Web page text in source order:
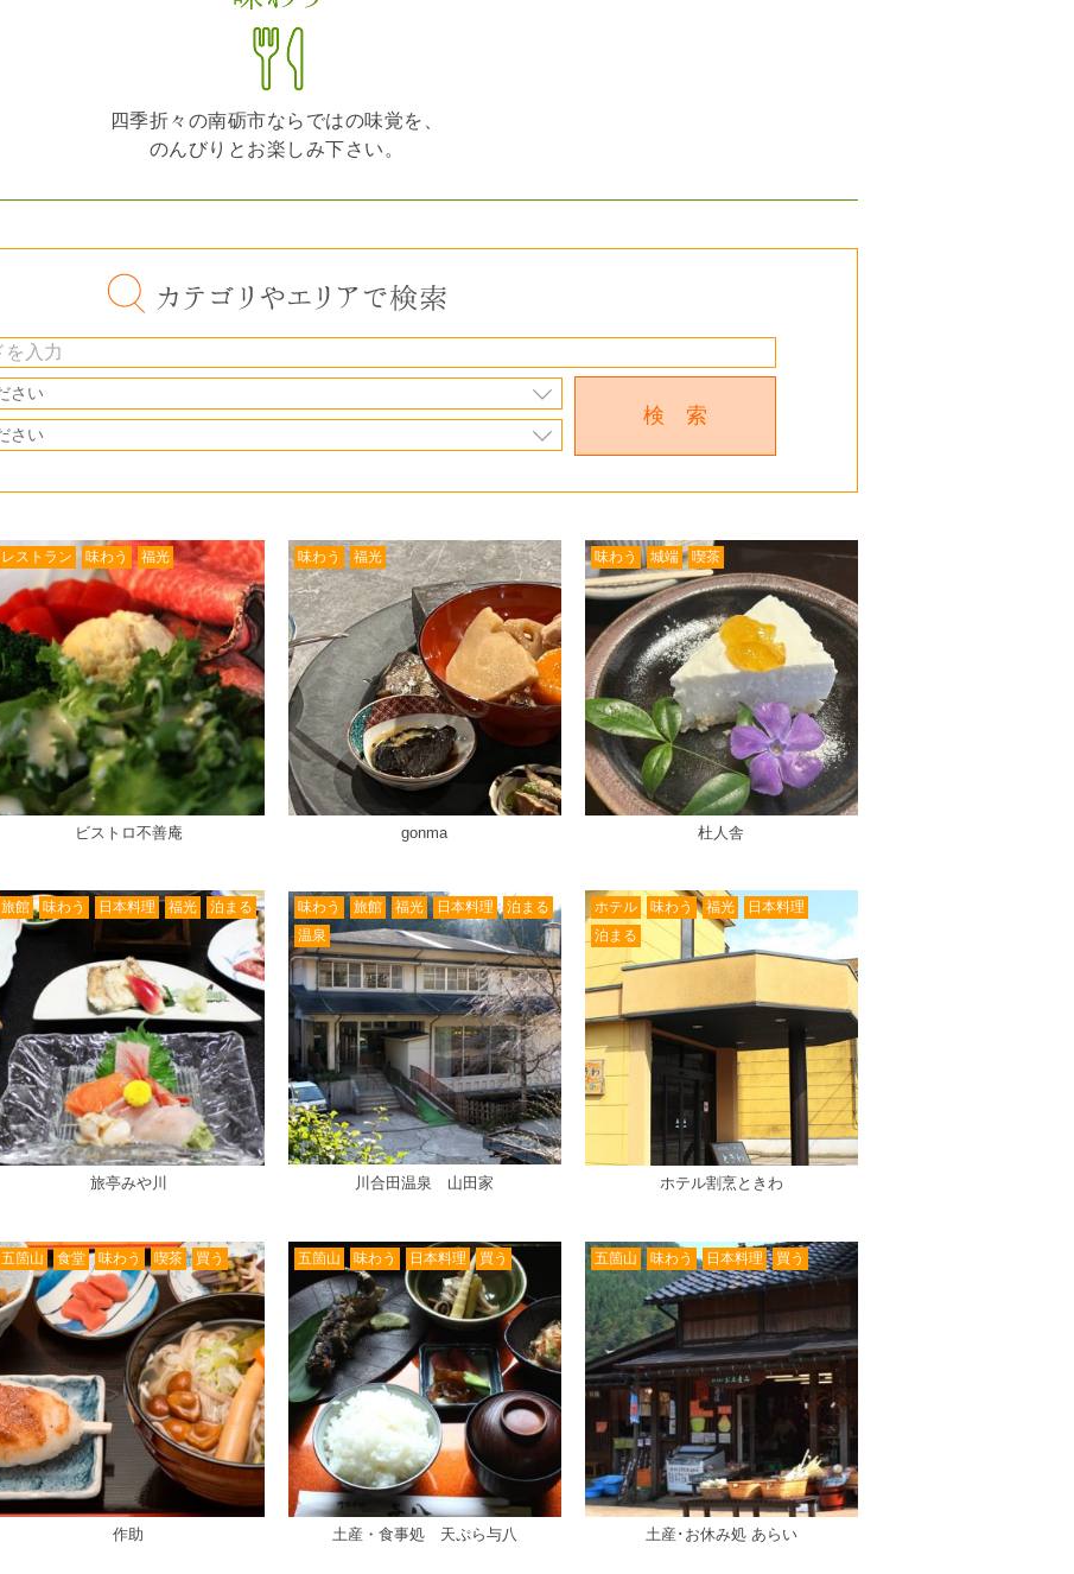
四季折々の南砺市ならではの味覚を、
のんびりとお楽しみ下さい。
レストラン 味わう 福光
ビストロ不善庵
味わう 福光
gonma
味わう 城端 喫茶
杜人舎
旅館 味わう 日本料理 福光 泊まる
旅亭みや川
味わう 旅館 福光 日本料理
泊まる
温泉
川合田温泉 山田家
ホテル 味わう 福光
日本料理
泊まる
ホテル割烹ときわ
五箇山 食堂 味わう 喫茶 買う
作助
五箇山 味わう 日本料理 買う
土産・食事処 天ぷら与八
五箇山 味わう 日本料理 買う
土産･お休み処 あらい